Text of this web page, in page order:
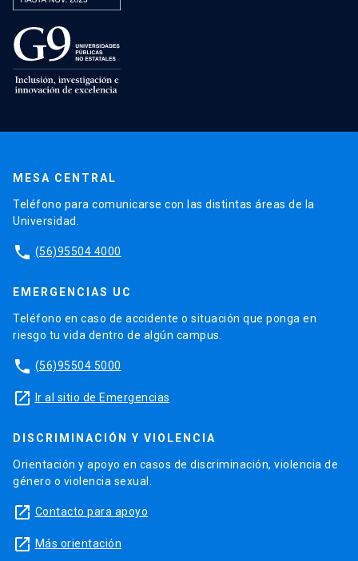
MESA CENTRAL
Teléfono para comunicarse con las distintas áreas de la
Universidad.
phone (56)95504 4000
EMERGENCIAS UC
Teléfono en caso de accidente o situación que ponga en
riesgo tu vida dentro de algún campus.
phone (56)95504 5000
launch Ir al sitio de Emergencias
DISCRIMINACIÓN Y VIOLENCIA
Orientación y apoyo en casos de discriminación, violencia de
género o violencia sexual.
launch Contacto para apoyo
launch Más orientación